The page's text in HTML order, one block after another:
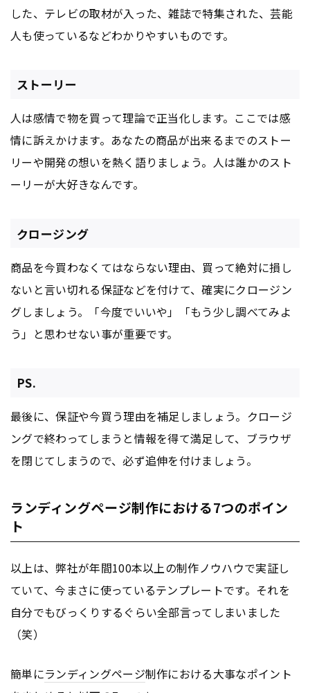
した、テレビの取材が入った、雑誌で特集された、芸能
人も使っているなどわかりやすいものです。
ストーリー
人は感情で物を買って理論で正当化します。ここでは感
情に訴えかけます。あなたの商品が出来るまでのストー
リーや開発の想いを熱く語りましょう。人は誰かのスト
ーリーが大好きなんです。
クロージング
商品を今買わなくてはならない理由、買って絶対に損し
ないと言い切れる保証などを付けて、確実にクロージン
グしましょう。「今度でいいや」「もう少し調べてみよ
う」と思わせない事が重要です。
PS.
最後に、保証や今買う理由を補足しましょう。クロージ
ングで終わってしまうと情報を得て満足して、ブラウザ
を閉じてしまうので、必ず追伸を付けましょう。
ランディングページ制作における7つのポイン
ト
以上は、弊社が年間100本以上の制作ノウハウで実証し
ていて、今まさに使っているテンプレートです。それを
自分でもびっくりするぐらい全部言ってしまいました
（笑）
簡単にランディングページ制作における大事なポイント